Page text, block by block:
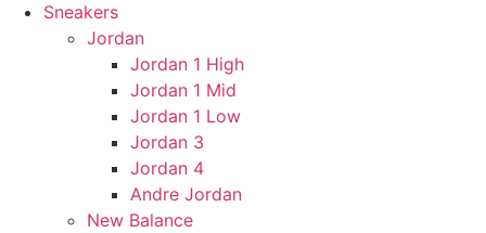
Sneakers
Jordan
Jordan 1 High
Jordan 1 Mid
Jordan 1 Low
Jordan 3
Jordan 4
Andre Jordan
New Balance